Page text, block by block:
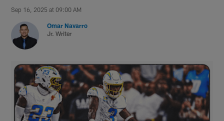
Sep 16, 2025 at 09:00 AM
Omar Navarro
Jr. Writer